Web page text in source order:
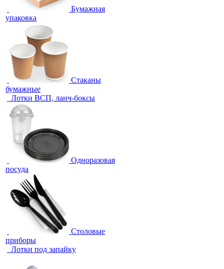
Бумажная
упаковка
Стаканы
бумажные
Лотки ВСП, ланч-боксы
Одноразовая
посуда
Столовые
приборы
Лотки под запайку